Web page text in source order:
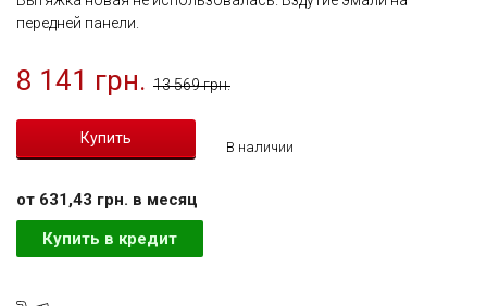
передней панели.
8 141 грн. 13 569 грн.
В наличии
от 631,43 грн. в месяц
Купить в кредит